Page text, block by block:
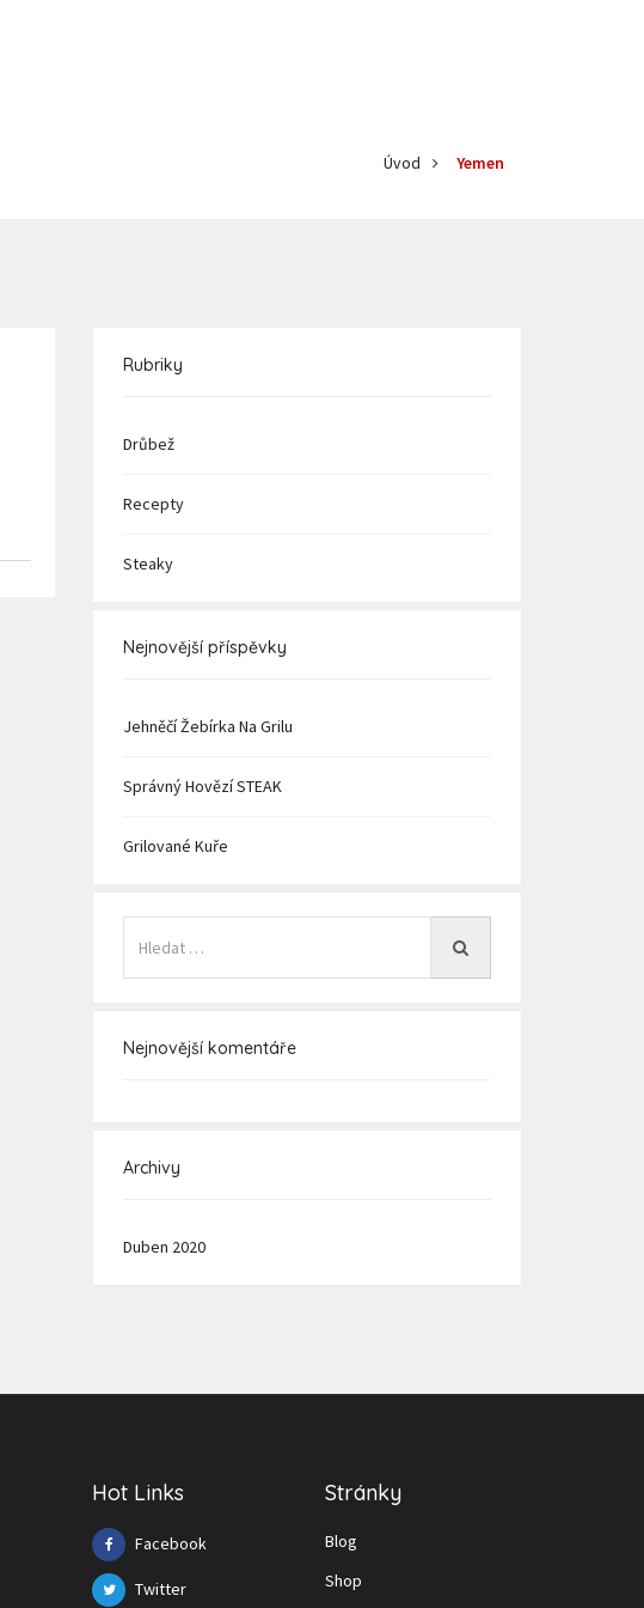
Úvod Yemen
Rubriky
Drůbež
Recepty
Steaky
Nejnovější příspěvky
Jehněčí Žebírka Na Grilu
Správný Hovězí STEAK
Grilované Kuře
Nejnovější komentáře
Archivy
Duben 2020
Hot Links
Facebook
Twitter
Stránky
Blog
Shop